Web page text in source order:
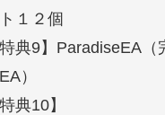
１２個
特典9】ParadiseEA（
）
典10】